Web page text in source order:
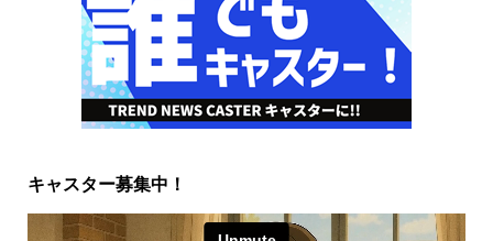
キャスター募集中！